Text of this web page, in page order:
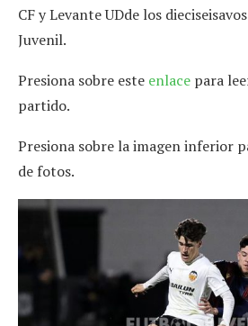
CF y Levante UDde los
Juvenil.
Presiona sobre este enlace para
partido.
Presiona sobre la imagen inferior
de fotos.